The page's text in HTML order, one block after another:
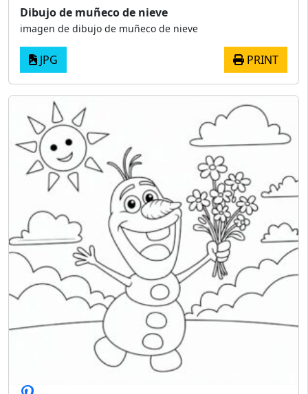
Dibujo de muñeco de nieve
imagen de dibujo de muñeco de nieve
JPG PRINT